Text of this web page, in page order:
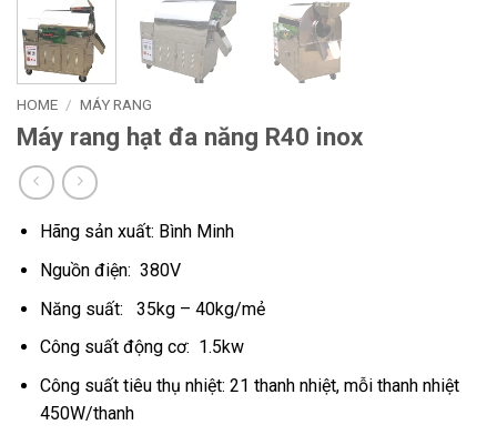
HOME / MÁY RANG
Máy rang hạt đa năng R40 inox
Hãng sản xuất: Bình Minh
Nguồn điện: 380V
Năng suất: 35kg – 40kg/mẻ
Công suất động cơ: 1.5kw
Công suất tiêu thụ nhiệt: 21 thanh nhiệt, mỗi thanh nhiệt
450W/thanh